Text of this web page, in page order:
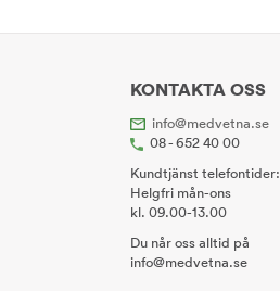
KONTAKTA OSS
info@medvetna.se
08 - 652 40 00
Kundtjänst telefontider:
Helgfri mån-ons
kl. 09.00-13.00
Du når oss alltid på
info@medvetna.se